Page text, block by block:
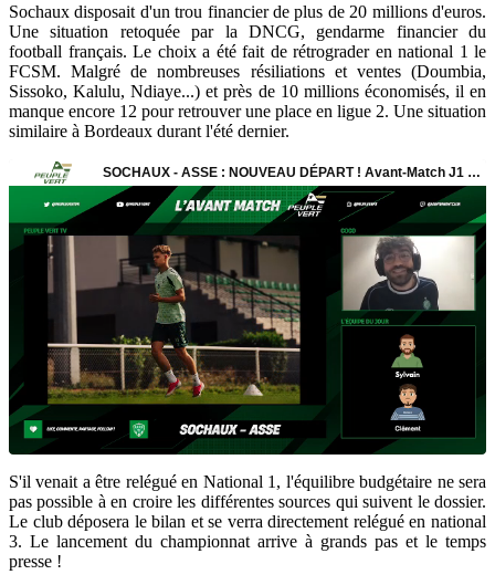
Sochaux disposait d'un trou financier de plus de 20 millions d'euros.
Une situation retoquée par la DNCG, gendarme financier du
football français. Le choix a été fait de rétrograder en national 1 le
FCSM. Malgré de nombreuses résiliations et ventes (Doumbia,
Sissoko, Kalulu, Ndiaye...) et près de 10 millions économisés, il en
manque encore 12 pour retrouver une place en ligue 2. Une situation
similaire à Bordeaux durant l'été dernier.
S'il venait a être relégué en National 1, l'équilibre budgétaire ne sera
pas possible à en croire les différentes sources qui suivent le dossier.
Le club déposera le bilan et se verra directement relégué en national
3. Le lancement du championnat arrive à grands pas et le temps
presse !